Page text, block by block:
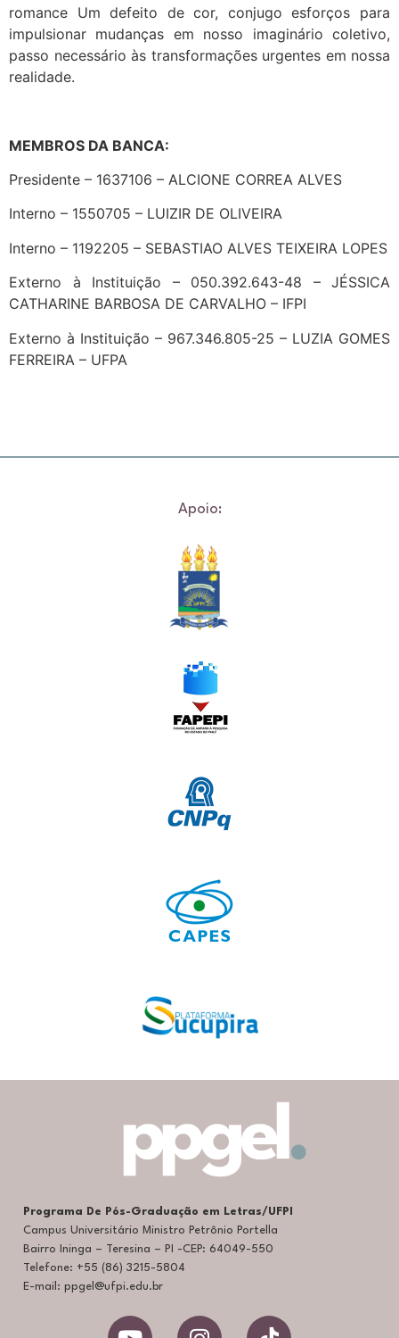
romance Um defeito de cor, conjugo esforços para
impulsionar mudanças em nosso imaginário coletivo,
passo necessário às transformações urgentes em nossa
realidade.
MEMBROS DA BANCA:
Presidente – 1637106 – ALCIONE CORREA ALVES
Interno – 1550705 – LUIZIR DE OLIVEIRA
Interno – 1192205 – SEBASTIAO ALVES TEIXEIRA LOPES
Externo à Instituição – 050.392.643-48 – JÉSSICA
CATHARINE BARBOSA DE CARVALHO – IFPI
Externo à Instituição – 967.346.805-25 – LUZIA GOMES
FERREIRA – UFPA
Apoio:
Programa De Pós-Graduação em Letras/UFPI
Campus Universitário Ministro Petrônio Portella
Bairro Ininga – Teresina – PI -CEP: 64049-550
Telefone: +55 (86) 3215-5804
E-mail: ppgel@ufpi.edu.br